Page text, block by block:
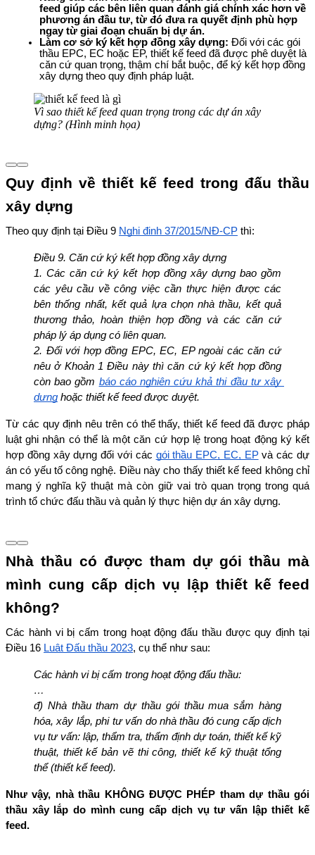
feed giúp các bên liên quan đánh giá chính xác hơn về
phương án đầu tư, từ đó đưa ra quyết định phù hợp
ngay từ giai đoạn chuẩn bị dự án.
Làm cơ sở ký kết hợp đồng xây dựng: Đối với các gói
thầu EPC, EC hoặc EP, thiết kế feed đã được phê duyệt là
căn cứ quan trọng, thậm chí bắt buộc, để ký kết hợp đồng
xây dựng theo quy định pháp luật.
Vì sao thiết kế feed quan trọng trong các dự án xây
dựng? (Hình minh họa)
Quy định về thiết kế feed trong đấu thầu
xây dựng
Theo quy định tại Điều 9 Nghị định 37/2015/NĐ-CP thì:
Điều 9. Căn cứ ký kết hợp đồng xây dựng
1. Các căn cứ ký kết hợp đồng xây dựng bao gồm
các yêu cầu về công việc cần thực hiện được các
bên thống nhất, kết quả lựa chọn nhà thầu, kết quả
thương thảo, hoàn thiện hợp đồng và các căn cứ
pháp lý áp dụng có liên quan.
2. Đối với hợp đồng EPC, EC, EP ngoài các căn cứ
nêu ở Khoản 1 Điều này thì căn cứ ký kết hợp đồng
còn bao gồm báo cáo nghiên cứu khả thi đầu tư xây
dựng hoặc thiết kế feed được duyệt.
Từ các quy định nêu trên có thể thấy, thiết kế feed đã được pháp
luật ghi nhận có thể là một căn cứ hợp lệ trong hoạt động ký kết
hợp đồng xây dựng đối với các gói thầu EPC, EC, EP và các dự
án có yếu tố công nghệ. Điều này cho thấy thiết kế feed không chỉ
mang ý nghĩa kỹ thuật mà còn giữ vai trò quan trọng trong quá
trình tổ chức đấu thầu và quản lý thực hiện dự án xây dựng.
Nhà thầu có được tham dự gói thầu mà
mình cung cấp dịch vụ lập thiết kế feed
không?
Các hành vi bị cấm trong hoạt động đấu thầu được quy định tại
Điều 16 Luật Đấu thầu 2023, cụ thể như sau:
Các hành vi bị cấm trong hoạt động đấu thầu:
…
đ) Nhà thầu tham dự thầu gói thầu mua sắm hàng
hóa, xây lắp, phi tư vấn do nhà thầu đó cung cấp dịch
vụ tư vấn: lập, thẩm tra, thẩm định dự toán, thiết kế kỹ
thuật, thiết kế bản vẽ thi công, thiết kế kỹ thuật tổng
thể (thiết kế feed).
Như vậy, nhà thầu KHÔNG ĐƯỢC PHÉP tham dự thầu gói
thầu xây lắp do mình cung cấp dịch vụ tư vấn lập thiết kế
feed.